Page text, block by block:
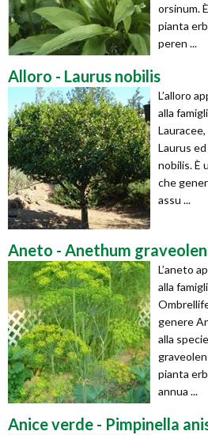
orsinum.
pianta
peren ...
Alloro - Laurus nobilis
L’alloro
alla
Laurus
nobilis. È
che
assu ...
Aneto - Anethum
L’aneto
alla
genere
alla specie
pianta
annua ...
Anice verde - Pimpinella